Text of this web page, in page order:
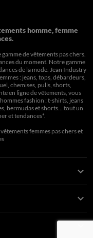
homme, femme
de vêtements pas chers.
du moment. Notre gamme
de la mode. Jean Industry
: jeans, tops, débardeurs,
chemises, pulls, shorts,
en ligne de vêtements, vous
fashion : t-shirts, jeans
bermudas et shorts… tout un
et tendances*.
vêtements femmes pas cherset

